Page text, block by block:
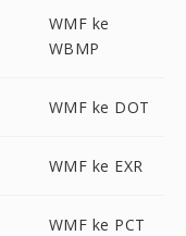
WMF ke
WBMP
WMF ke DOT
WMF ke EXR
WMF ke PCT